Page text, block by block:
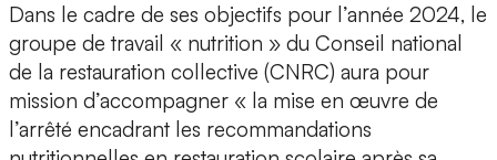
Dans le cadre de ses objectifs pour l’année 2024, le
groupe de travail « nutrition » du Conseil national
de la restauration collective (CNRC) aura pour
mission d’accompagner « la mise en œuvre de
l’arrêté encadrant les recommandations